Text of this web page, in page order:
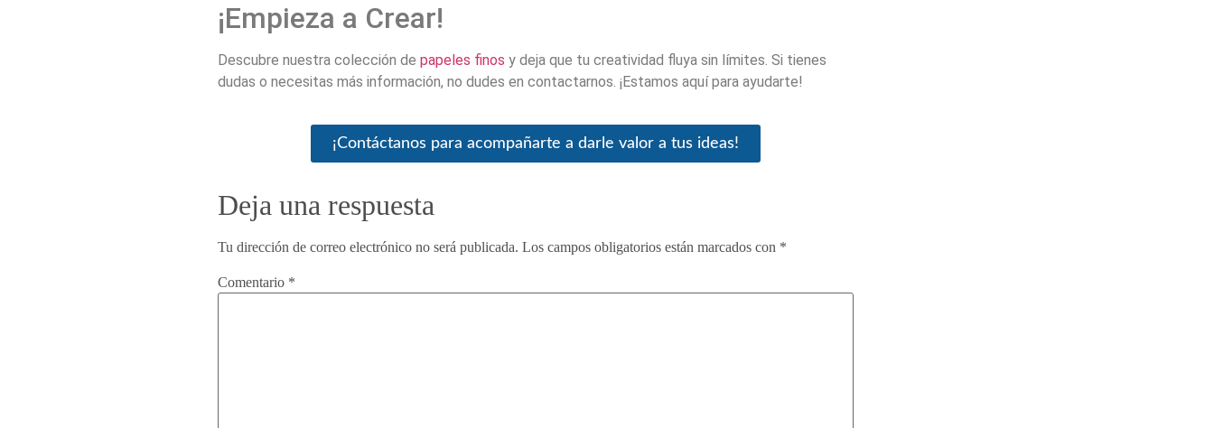
¡Empieza a Crear!
Descubre nuestra colección de papeles finos y deja que tu creatividad fluya sin límites. Si tienes
dudas o necesitas más información, no dudes en contactarnos. ¡Estamos aquí para ayudarte!
¡Contáctanos para acompañarte a darle valor a tus ideas!
Deja una respuesta
Tu dirección de correo electrónico no será publicada. Los campos obligatorios están marcados con *
Comentario *